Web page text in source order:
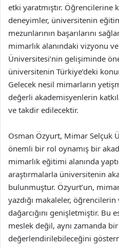
etki yaratmıştır. Öğrencilerine
deneyimler, üniversitenin
mezunlarının başarılarını
mimarlık alanındaki vizyonu
Üniversitesi’nin gelişiminde
üniversitenin Türkiye’deki
Gelecek nesil mimarların
değerli akademisyenlerin
ve takdir edilecektir.
Osman Özyurt, Mimar Selçuk
önemli bir rol oynamış bir
mimarlık eğitimi alanında
araştırmalarla üniversitenin
bulunmuştur. Özyurt’un,
yazdığı makaleler,
dağarcığını genişletmiştir. Bu
meslek değil, aynı zamanda
değerlendirilebileceğini